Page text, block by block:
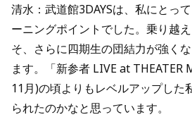
清水：武道館3DAYSは、私にとっ
ーニングポイントでした。乗り越
そ、さらに四期生の団結力が強く
ます。「新参者 LIVE at THEATER
11月)の頃よりもレベルアップした
られたのかなと思っています。